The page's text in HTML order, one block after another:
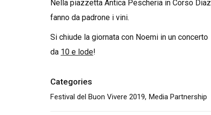
Nella piazzetta Antica Pescheria in Corso Diaz
fanno da padrone i vini.
Si chiude la giornata con Noemi in un concerto
da 10 e lode!
Categories
Festival del Buon Vivere 2019 Media Partnership